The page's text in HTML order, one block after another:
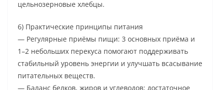
цельнозерновые хлебцы.
6) Практические принципы питания
— Регулярные приёмы пищи: 3 основных приёма и
1–2 небольших перекуса помогают поддерживать
стабильный уровень энергии и улучшать всасывание
питательных веществ.
— Баланс белков, жиров и углеводов: достаточное